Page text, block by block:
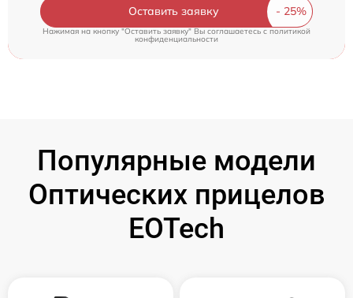
Оставить заявку
Нажимая на кнопку "Оставить заявку" Вы соглашаетесь c политикой
конфиденциальности
Популярные модели
Оптических прицелов
EOTech